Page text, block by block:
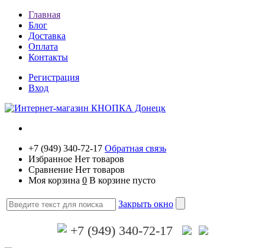
Главная
Блог
Доставка
Оплата
Контакты
Регистрация
Вход
+7 (949) 340-72-17 Обратная связь
Избранное Нет товаров
Сравнение Нет товаров
Моя корзина 0 В корзине пусто
Закрыть окно
+7 (949) 340-72-17